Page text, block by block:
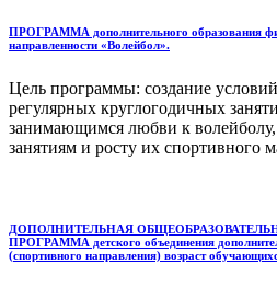
ПРОГРАММА дополнительного образования
направленности «Волейбол».
Цель программы: создание
регулярных круглогодичных
занимающимся любви к
занятиям и росту их спортивного
ДОПОЛНИТЕЛЬНАЯ
ПРОГРАММА детского объединения
(спортивного направления) возраст